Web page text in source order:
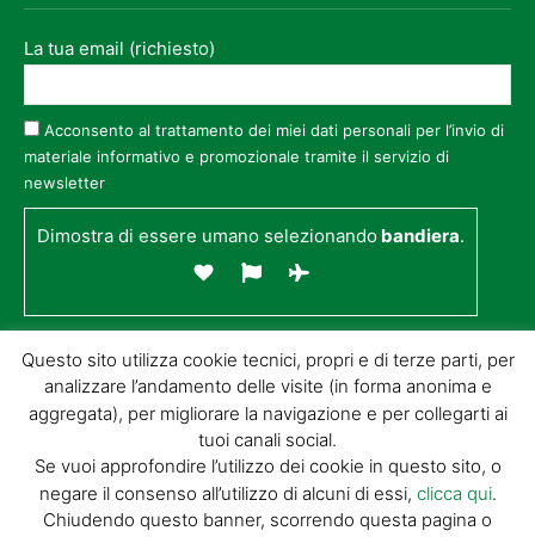
La tua email (richiesto)
Acconsento al trattamento dei miei dati personali per l’invio di
materiale informativo e promozionale tramite il servizio di
newsletter
Dimostra di essere umano selezionando bandiera.
© GIORGIO TESI EDITRICE S.R.L. | P.IVA
Questo sito utilizza cookie tecnici, propri e di terze parti, per
analizzare l’andamento delle visite (in forma anonima e
aggregata), per migliorare la navigazione e per collegarti ai
tuoi canali social.
Se vuoi approfondire l’utilizzo dei cookie in questo sito, o
negare il consenso all’utilizzo di alcuni di essi, clicca qui.
Chiudendo questo banner, scorrendo questa pagina o